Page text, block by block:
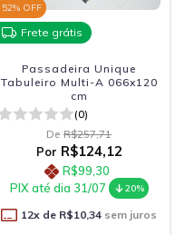
52% OFF
Frete grátis
Passadeira Unique
Tabuleiro Multi-A 066x120
cm
(0)
De R$257,71
Por R$124,12
R$99,30
PIX até dia 31/07
20%
12x de R$10,34 sem juros